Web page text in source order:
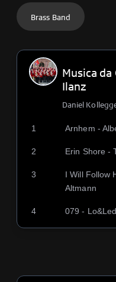
Brass Band
Musica
Ilanz
Daniel
1 Arnhem -
2 Erin Shore -
3
I Will Follow
Altmann
4 079 -